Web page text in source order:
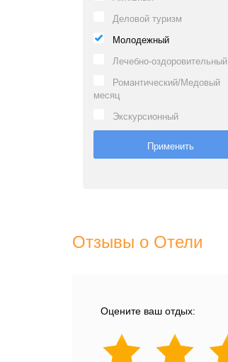
Деловой туризм
Молодежный
Лечебно-оздоровительный
Романтический/Медовый
месяц
Экскурсионный
Отзывы о Отели
Оцените ваш отдых: